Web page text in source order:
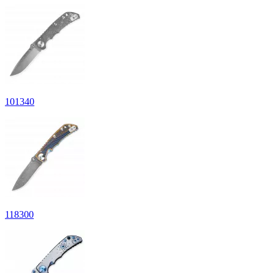
101340
118300